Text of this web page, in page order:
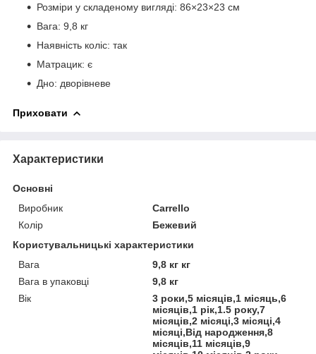
Розміри у складеному вигляді: 86×23×23 см
Вага: 9,8 кг
Наявність коліс: так
Матрацик: є
Дно: дворівневе
Приховати
Характеристики
Основні
Виробник
Carrello
Колір
Бежевий
Користувальницькі характеристики
Вага
9,8 кг кг
Вага в упаковці
9,8 кг
Вік
3 роки,5 місяців,1 місяць,6
місяців,1 рік,1.5 року,7
місяців,2 місяці,3 місяці,4
місяці,Від народження,8
місяців,11 місяців,9